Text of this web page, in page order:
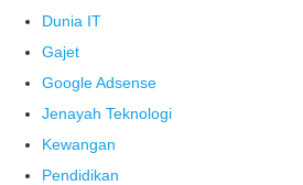
Dunia IT
Gajet
Google Adsense
Jenayah Teknologi
Kewangan
Pendidikan